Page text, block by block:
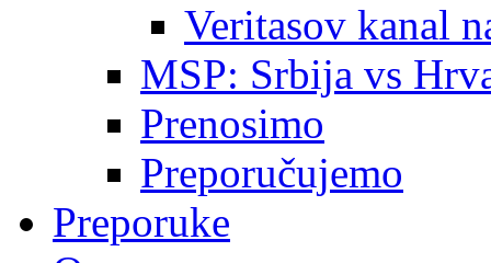
Veritasov kanal
MSP: Srbija vs
Prenosimo
Preporučujemo
Preporuke